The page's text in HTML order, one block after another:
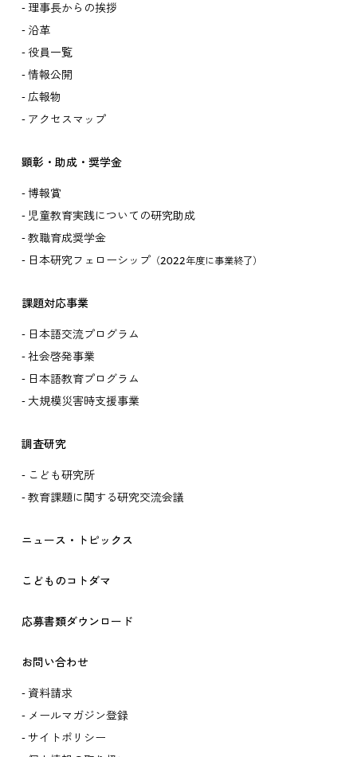
理事長からの挨拶
沿革
役員一覧
情報公開
広報物
アクセスマップ
顕彰・助成・奨学金
博報賞
児童教育実践についての研究助成
教職育成奨学金
日本研究フェローシップ（2022年度に事業終了）
課題対応事業
日本語交流プログラム
社会啓発事業
日本語教育プログラム
大規模災害時支援事業
調査研究
こども研究所
教育課題に関する研究交流会議
ニュース・トピックス
こどものコトダマ
応募書類ダウンロード
お問い合わせ
資料請求
メールマガジン登録
サイトポリシー